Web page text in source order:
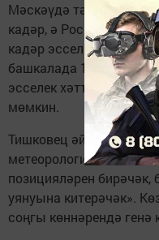
Мәскәүдә тәүлекнең
кадәр, ә Россиянең
кадәр эсселек көтелә.
башкалада 1924 елгы
эсселек хәтта аны
мөмкин.
Тишковец әйткәнчә,
метеорологик көз 21-
позицияләрен бирәчәк,
уянуына китерәчәк».
соңгы көннәрендә генә